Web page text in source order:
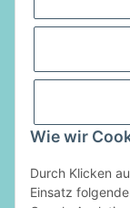
Wie wir
Durch Klicken
Einsatz
Informationen
Gesetzliche